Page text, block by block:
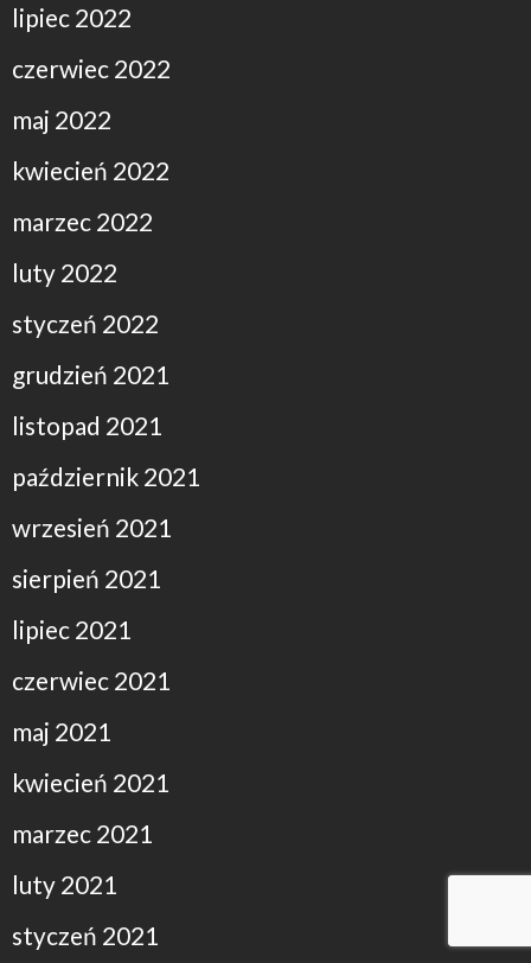
lipiec 2022
czerwiec 2022
maj 2022
kwiecień 2022
marzec 2022
luty 2022
styczeń 2022
grudzień 2021
listopad 2021
październik 2021
wrzesień 2021
sierpień 2021
lipiec 2021
czerwiec 2021
maj 2021
kwiecień 2021
marzec 2021
luty 2021
styczeń 2021